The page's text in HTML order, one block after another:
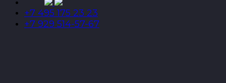
+7 495 175 23 23
+7 929 514-57-67